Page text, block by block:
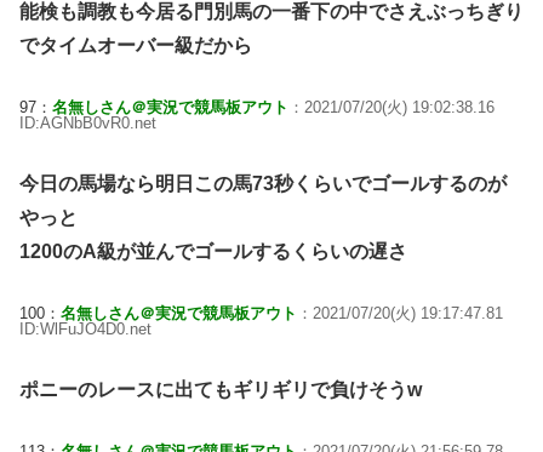
能検も調教も今居る門別馬の一番下の中でさえぶっちぎり
でタイムオーバー級だから
97： 名無しさん＠実況で競馬板アウト ：2021/07/20(火) 19:02:38.16
ID:AGNbB0vR0.net
今日の馬場なら明日この馬73秒くらいでゴールするのが
やっと
1200のA級が並んでゴールするくらいの遅さ
100： 名無しさん＠実況で競馬板アウト ：2021/07/20(火) 19:17:47.81
ID:WlFuJO4D0.net
ポニーのレースに出てもギリギリで負けそうw